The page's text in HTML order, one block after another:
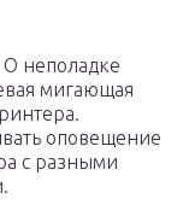
неполадке
мигающая
оповещение
с разными